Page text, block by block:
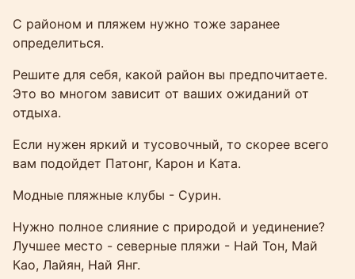
С районом и пляжем нужно тоже заранее
определиться.
Решите для себя, какой район вы предпочитаете.
Это во многом зависит от ваших ожиданий от
отдыха.
Если нужен яркий и тусовочный, то скорее всего
вам подойдет Патонг, Карон и Ката.
Модные пляжные клубы - Сурин.
Нужно полное слияние с природой и уединение?
Лучшее место - северные пляжи - Най Тон, Май
Као, Лайян, Най Янг.